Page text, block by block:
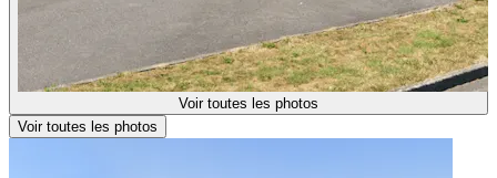
Voir toutes les photos
Voir toutes les photos